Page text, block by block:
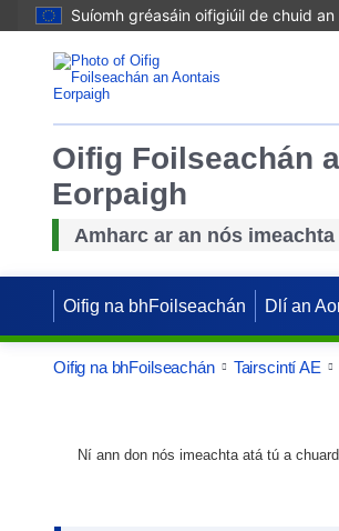
Suíomh gréasáin oifigiúil de chuid
Oifig Foilseachán
Eorpaigh
Amharc ar an nós
Oifig na bhFoilseachán Dlí an
Oifig na bhFoilseachán Tairscintí AE
Ní ann don nós imeachta atá tú a